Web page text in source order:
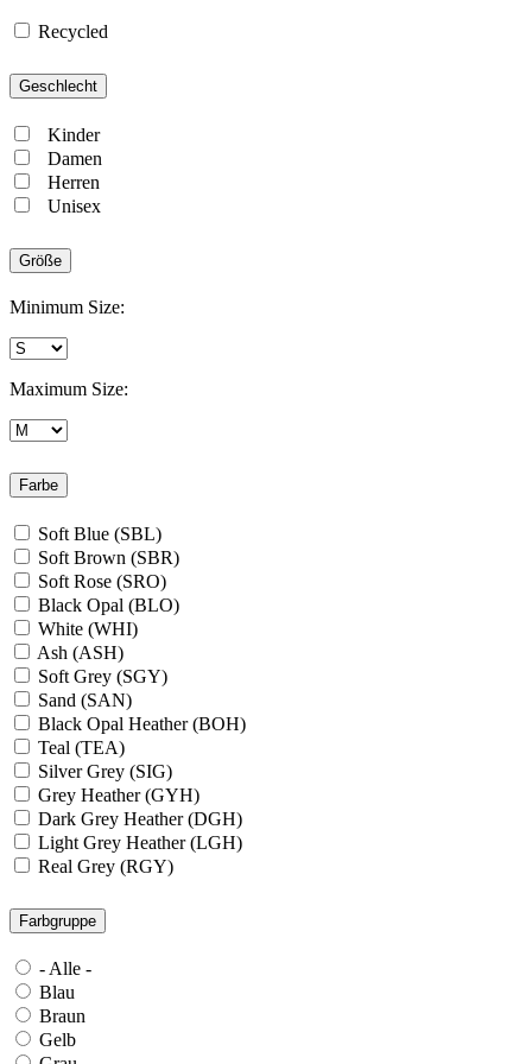
Recycled
Geschlecht
Kinder
Damen
Herren
Unisex
Größe
Minimum Size:
Maximum Size:
Farbe
Soft Blue (SBL)
Soft Brown (SBR)
Soft Rose (SRO)
Black Opal (BLO)
White (WHI)
Ash (ASH)
Soft Grey (SGY)
Sand (SAN)
Black Opal Heather (BOH)
Teal (TEA)
Silver Grey (SIG)
Grey Heather (GYH)
Dark Grey Heather (DGH)
Light Grey Heather (LGH)
Real Grey (RGY)
Granite Grey (GRG)
Grey Steel (GRS)
Dark Grey Melange (DGM)
Blue Midnight Heather (BMH)
Scarlet Red Heather (SRH)
Gold (GLD)
Anthra Heather (ANH)
Farbgruppe
- Alle -
Blau
Braun
Gelb